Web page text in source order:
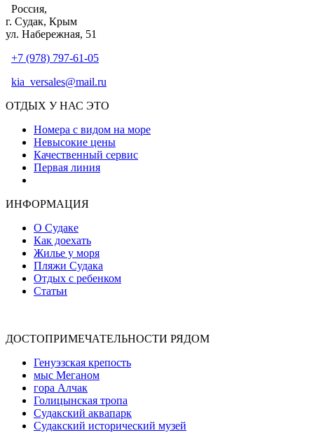
Россия,
г. Судак, Крым
ул. Набережная, 51
+7 (978) 797-61-05
kia_versales@mail.ru
ОТДЫХ У НАС ЭТО
Номера с видом на море
Невысокие цены
Качественный сервис
Первая линия
ИНФОРМАЦИЯ
О Судаке
Как доехать
Жилье у моря
Пляжи Судака
Отдых с ребенком
Статьи
ДОСТОПРИМЕЧАТЕЛЬНОСТИ РЯДОМ
Генуэзская крепость
мыс Меганом
гора Алчак
Голицынская тропа
Судакский аквапарк
Судакский исторический музей